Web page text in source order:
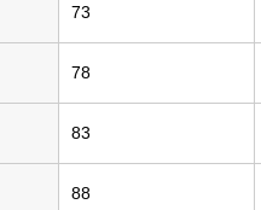
73
78
83
88